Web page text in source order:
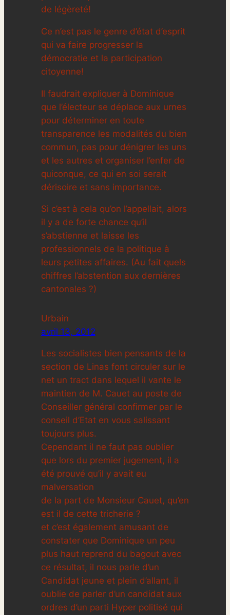
de légèreté!
Ce n’est pas le genre d’état d’esprit
qui va faire progresser la
démocratie et la participation
citoyenne!
Il faudrait expliquer à Dominique
que l’électeur se déplace aux urnes
pour déterminer en toute
transparence les modalités du bien
commun, pas pour dénigrer les uns
et les autres et organiser l’enfer de
quiconque, ce qui en soi serait
dérisoire et sans importance.
Si c’est à cela qu’on l’appellait, alors
il y a de forte chance qu’il
s’abstienne et laisse les
professionnels de la politique à
leurs petites affaires. (Au fait quels
chiffres l’abstention aux dernières
cantonales ?)
Urbain
avril 13, 2012
Les socialistes bien pensants de la
section de Linas font circuler sur le
net un tract dans lequel il vante le
maintien de M. Cauet au poste de
Conseiller général confirmer par le
conseil d’Etat en vous salissant
toujours plus.
Cependant il ne faut pas oublier
que lors du premier jugement, il a
été prouvé qu’il y avait eu
malversation
de la part de Monsieur Cauet, qu’en
est il de cette tricherie ?
et c’est également amusant de
constater que Dominique un peu
plus haut reprend du bagout avec
ce résultat, il nous parle d’un
Candidat jeune et plein d’allant, il
oublie de parler d’un candidat aux
ordres d’un parti Hyper politisé qui